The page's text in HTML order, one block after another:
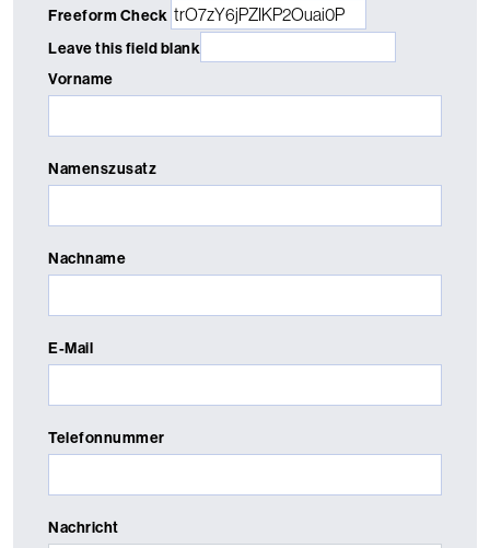
Freeform Check
Leave this field blank
Vorname
Namenszusatz
Nachname
E-Mail
Telefonnummer
Nachricht